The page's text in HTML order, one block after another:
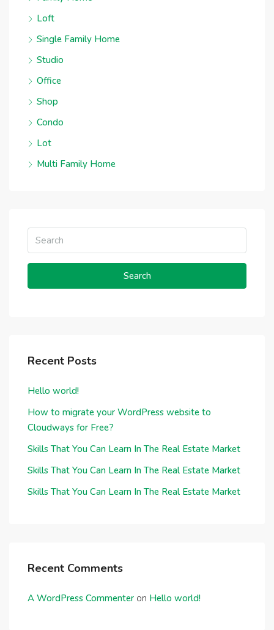
Loft
Single Family Home
Studio
Office
Shop
Condo
Lot
Multi Family Home
Search
Recent Posts
Hello world!
How to migrate your WordPress website to
Cloudways for Free?
Skills That You Can Learn In The Real Estate Market
Skills That You Can Learn In The Real Estate Market
Skills That You Can Learn In The Real Estate Market
Recent Comments
A WordPress Commenter on Hello world!